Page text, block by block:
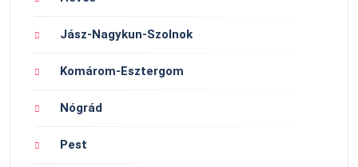
Jász-Nagykun-Szolnok
Komárom-Esztergom
Nógrád
Pest